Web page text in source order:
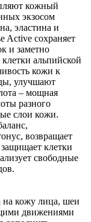
кожный
экзосом
эластина и
Active сохраняет
и заметно
альпийской
кожи к
улучшают
– мощная
разного
слои кожи.
возвращает
клетки
свободные
на кожу лица, шеи
движениями